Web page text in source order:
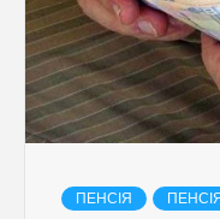
ПЕНСІЯ